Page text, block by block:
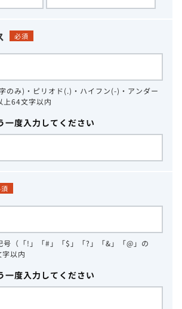
必須
のみ)・ピリオド(.)・ハイフン(-)・アンダー
上64文字以内
一度入力してください
（「!」「#」「$」「?」「&」「@」の
以内
一度入力してください